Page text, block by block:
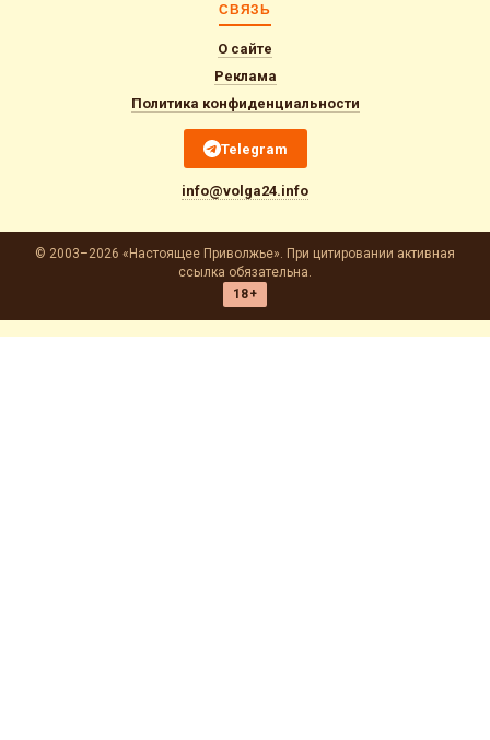
СВЯЗЬ
О сайте
Реклама
Политика конфиденциальности
Telegram
info@volga24.info
© 2003–2026 «Настоящее Приволжье». При цитировании активная
ссылка обязательна.
18+